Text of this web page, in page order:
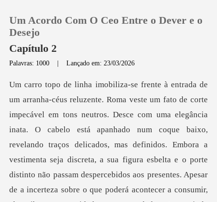
Loja
Histórico
Sair
Baixar App
Um Acordo Com O Ceo Entre o Dever e o
Desejo
Capítulo 2
Palavras: 1000 |Lançado em: 23/03/2026
a. O cabelo está apanhado num coque baixo,
revelando traços delicados, mas definidos. Embora a
vestimenta seja discreta, a sua figura esbelta e o porte
distinto não p